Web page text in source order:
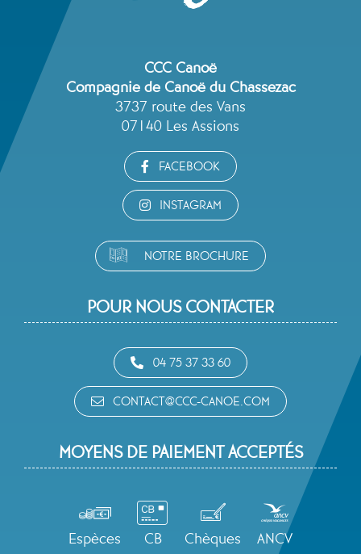
CCC Canoë
Compagnie de Canoë du Chassezac
3737 route des Vans
07140 Les Assions
FACEBOOK
INSTAGRAM
NOTRE BROCHURE
POUR NOUS CONTACTER
04 75 37 33 60
CONTACT@CCC-CANOE.COM
MOYENS DE PAIEMENT ACCEPTÉS
Espèces CB Chèques ANCV